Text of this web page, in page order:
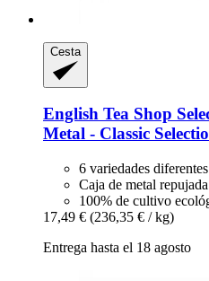
Cesta
English Tea Shop
Metal -​ Classic
6 variedades
Caja de metal
100% de cultivo
17,49 € (236,35 € / kg)
Entrega hasta el 18 agosto